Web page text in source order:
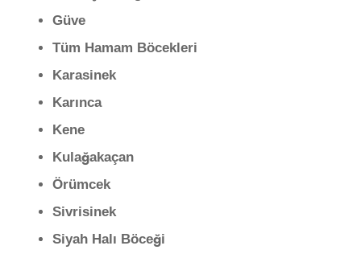
Güve
Tüm Hamam Böcekleri
Karasinek
Karınca
Kene
Kulağakaçan
Örümcek
Sivrisinek
Siyah Halı Böceği